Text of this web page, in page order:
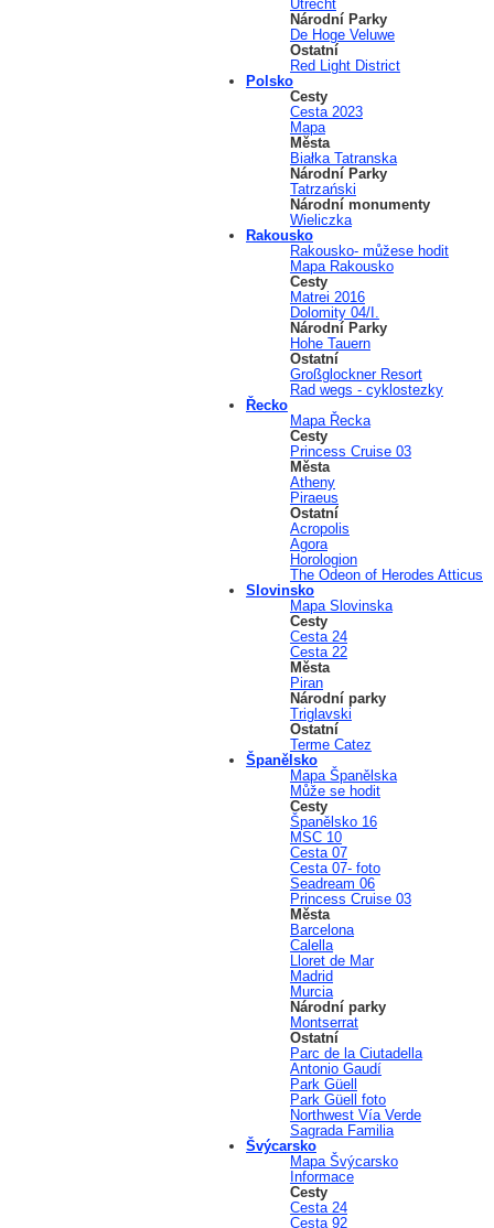
Utrecht
Národní Parky
De Hoge Veluwe
Ostatní
Red Light District
Polsko
Cesty
Cesta 2023
Mapa
Města
Białka Tatranska
Národní Parky
Tatrzański
Národní monumenty
Wieliczka
Rakousko
Rakousko- můžese hodit
Mapa Rakousko
Cesty
Matrei 2016
Dolomity 04/I.
Národní Parky
Hohe Tauern
Ostatní
Großglockner Resort
Rad wegs - cyklostezky
Řecko
Mapa Řecka
Cesty
Princess Cruise 03
Města
Atheny
Piraeus
Ostatní
Acropolis
Agora
Horologion
The Odeon of Herodes Atticus
Slovinsko
Mapa Slovinska
Cesty
Cesta 24
Cesta 22
Města
Piran
Národní parky
Triglavski
Ostatní
Terme Catez
Španělsko
Mapa Španělska
Může se hodit
Cesty
Španělsko 16
MSC 10
Cesta 07
Cesta 07- foto
Seadream 06
Princess Cruise 03
Města
Barcelona
Calella
Lloret de Mar
Madrid
Murcia
Národní parky
Montserrat
Ostatní
Parc de la Ciutadella
Antonio Gaudí
Park Güell
Park Güell foto
Northwest Vía Verde
Sagrada Familia
Švýcarsko
Mapa Švýcarsko
Informace
Cesty
Cesta 24
Cesta 92